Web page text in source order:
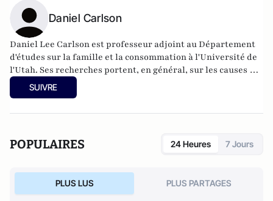
Daniel Carlson
Daniel Lee Carlson est professeur adjoint au Département
d'études sur la famille et la consommation à l'Université de
l'Utah. Ses recherches portent, en général, sur les causes et
les conséquences des variations dans la formation de la
famille et les processus familiaux.
SUIVRE
POPULAIRES 24 Heures 7 Jours
PLUS LUS PLUS PARTAGES